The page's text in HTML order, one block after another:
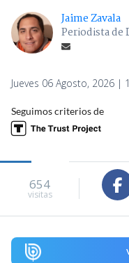
Jaime Zavala
Periodista de
Jueves 06 Agosto, 2026 |
Seguimos criterios de
654
visitas